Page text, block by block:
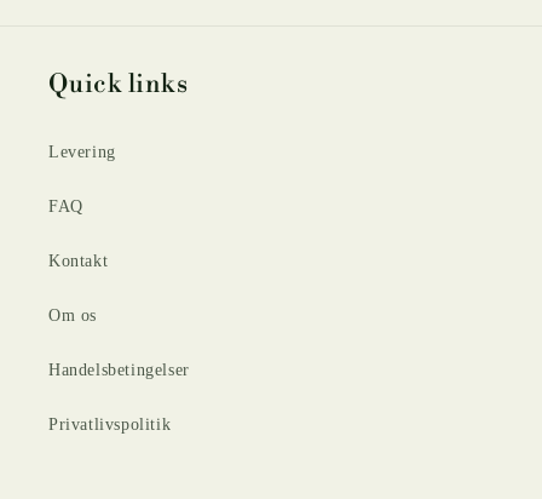
Quick links
Levering
FAQ
Kontakt
Om os
Handelsbetingelser
Privatlivspolitik